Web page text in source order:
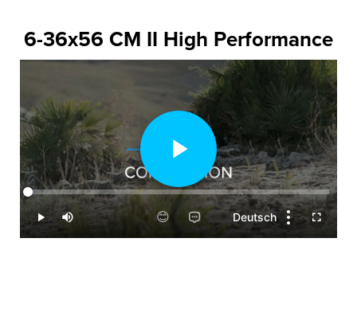
6-36x56 CM II High Performance